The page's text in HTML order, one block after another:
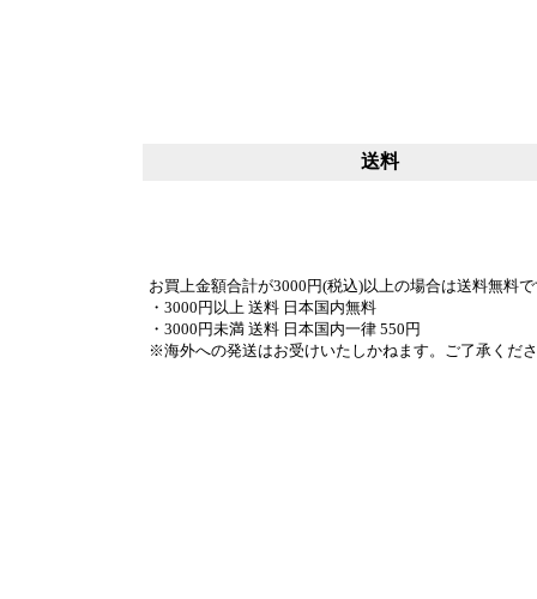
送料
お買上金額合計が3000円(税込)以上の場合は送料無料
・3000円以上 送料 日本国内無料
・3000円未満 送料 日本国内一律 550円
※海外への発送はお受けいたしかねます。ご了承くだ